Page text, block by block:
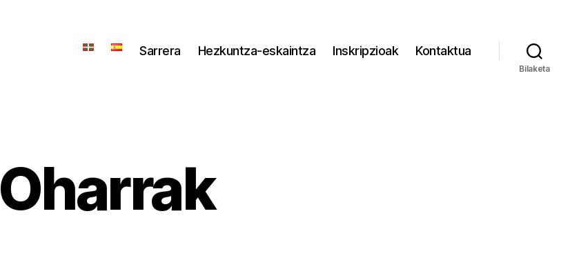
Sarrera Hezkuntza-eskaintza Inskripzioak Kontaktua
Bilaketa
Oharrak